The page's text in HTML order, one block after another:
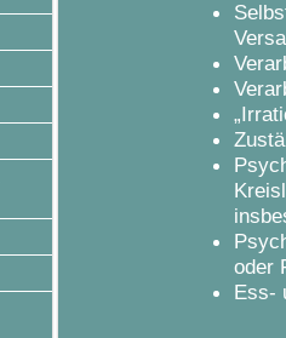
oder
Ess-